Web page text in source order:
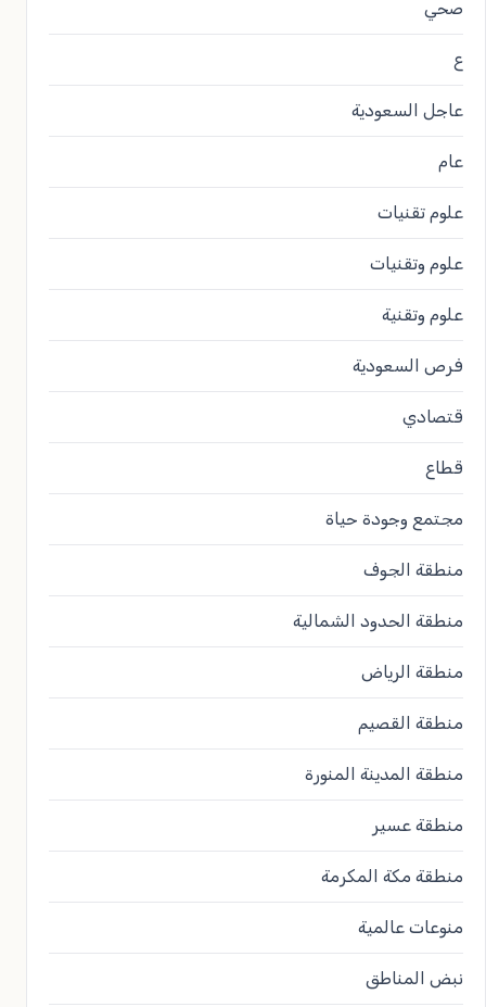
صحي
ع
عاجل السعودية
عام
علوم تقنيات
علوم وتقنيات
علوم وتقنية
فرص السعودية
قتصادي
قطاع
مجتمع وجودة حياة
منطقة الجوف
منطقة الحدود الشمالية
منطقة الرياض
منطقة القصيم
منطقة المدينة المنورة
منطقة عسير
منطقة مكة المكرمة
منوعات عالمية
نبض المناطق